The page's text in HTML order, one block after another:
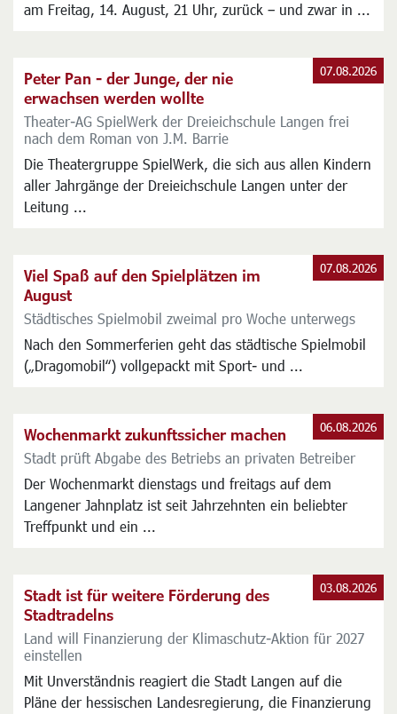
am Freitag, 14. August, 21 Uhr, zurück – und zwar in ...
Peter Pan - der Junge, der nie
erwachsen werden wollte
Theater-AG SpielWerk der Dreieichschule Langen frei
nach dem Roman von J.M. Barrie
Die Theatergruppe SpielWerk, die sich aus allen Kindern
aller Jahrgänge der Dreieichschule Langen unter der
Leitung ...
07.08.2026
Viel Spaß auf den Spielplätzen im
August
Städtisches Spielmobil zweimal pro Woche unterwegs
Nach den Sommerferien geht das städtische Spielmobil
(„Dragomobil“) vollgepackt mit Sport- und ...
07.08.2026
Wochenmarkt zukunftssicher machen
Stadt prüft Abgabe des Betriebs an privaten Betreiber
Der Wochenmarkt dienstags und freitags auf dem
Langener Jahnplatz ist seit Jahrzehnten ein beliebter
Treffpunkt und ein ...
06.08.2026
Stadt ist für weitere Förderung des
Stadtradelns
Land will Finanzierung der Klimaschutz-Aktion für 2027
einstellen
Mit Unverständnis reagiert die Stadt Langen auf die
Pläne der hessischen Landesregierung, die Finanzierung
03.08.2026